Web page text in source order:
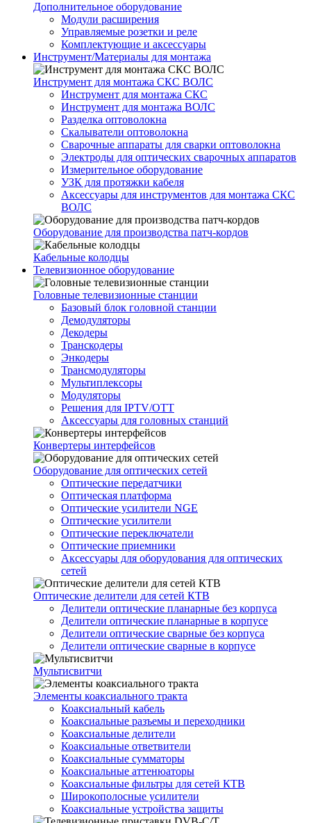
Дополнительное оборудование
Модули расширения
Управляемые розетки и реле
Комплектующие и аксессуары
Инструмент/Материалы для монтажа
Инструмент для монтажа СКС ВОЛС
Инструмент для монтажа СКС
Инструмент для монтажа ВОЛС
Разделка оптоволокна
Скалыватели оптоволокна
Сварочные аппараты для сварки оптоволокна
Электроды для оптических сварочных аппаратов
Измерительное оборудование
УЗК для протяжки кабеля
Аксессуары для инструментов для монтажа СКС
ВОЛС
Оборудование для производства патч-кордов
Кабельные колодцы
Телевизионное оборудование
Головные телевизионные станции
Базовый блок головной станции
Демодуляторы
Декодеры
Транскодеры
Энкодеры
Трансмодуляторы
Мультиплексоры
Модуляторы
Решения для IPTV/OTT
Аксессуары для головных станций
Конвертеры интерфейсов
Оборудование для оптических сетей
Оптические передатчики
Оптическая платформа
Оптические усилители NGE
Оптические усилители
Оптические переключатели
Оптические приемники
Аксессуары для оборудования для оптических
сетей
Оптические делители для сетей КТВ
Делители оптические планарные без корпуса
Делители оптические планарные в корпусе
Делители оптические сварные без корпуса
Делители оптические сварные в корпусе
Мультисвитчи
Элементы коаксиального тракта
Коаксиальный кабель
Коаксиальные разъемы и переходники
Коаксиальные делители
Коаксиальные ответвители
Коаксиальные сумматоры
Коаксиальные аттенюаторы
Коаксиальные фильтры для сетей КТВ
Широкополосные усилители
Коаксиальные устройства защиты